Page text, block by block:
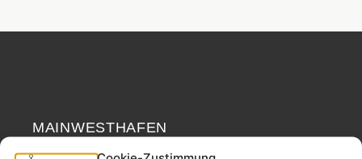
MAINWESTHAFEN
IMMOBILIEN
Widerrufsrecht